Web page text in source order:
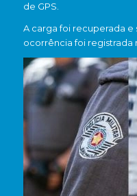
de GPS.
A carga foi recuperada e
ocorrência foi registrada